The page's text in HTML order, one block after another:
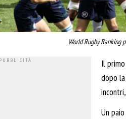
World Rugby Ranking
Il
dopo
Un